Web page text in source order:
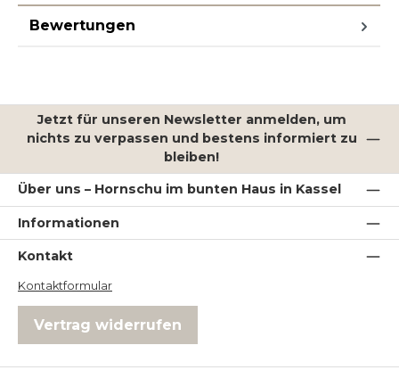
Bewertungen
Jetzt für unseren Newsletter anmelden, um
nichts zu verpassen und bestens informiert zu
bleiben!
Über uns – Hornschu im bunten Haus in Kassel
Informationen
Kontakt
Kontaktformular
Vertrag widerrufen